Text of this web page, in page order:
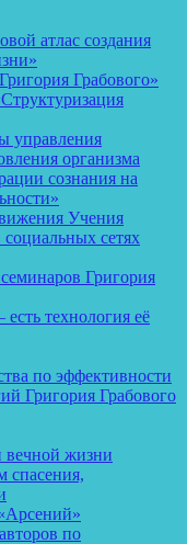
атлас создания
Грабового»
управления
организма
сознания на
Учения
сетях
Григория
технология её
по эффективности
Григория Грабового
вечной жизни
спасения,
по